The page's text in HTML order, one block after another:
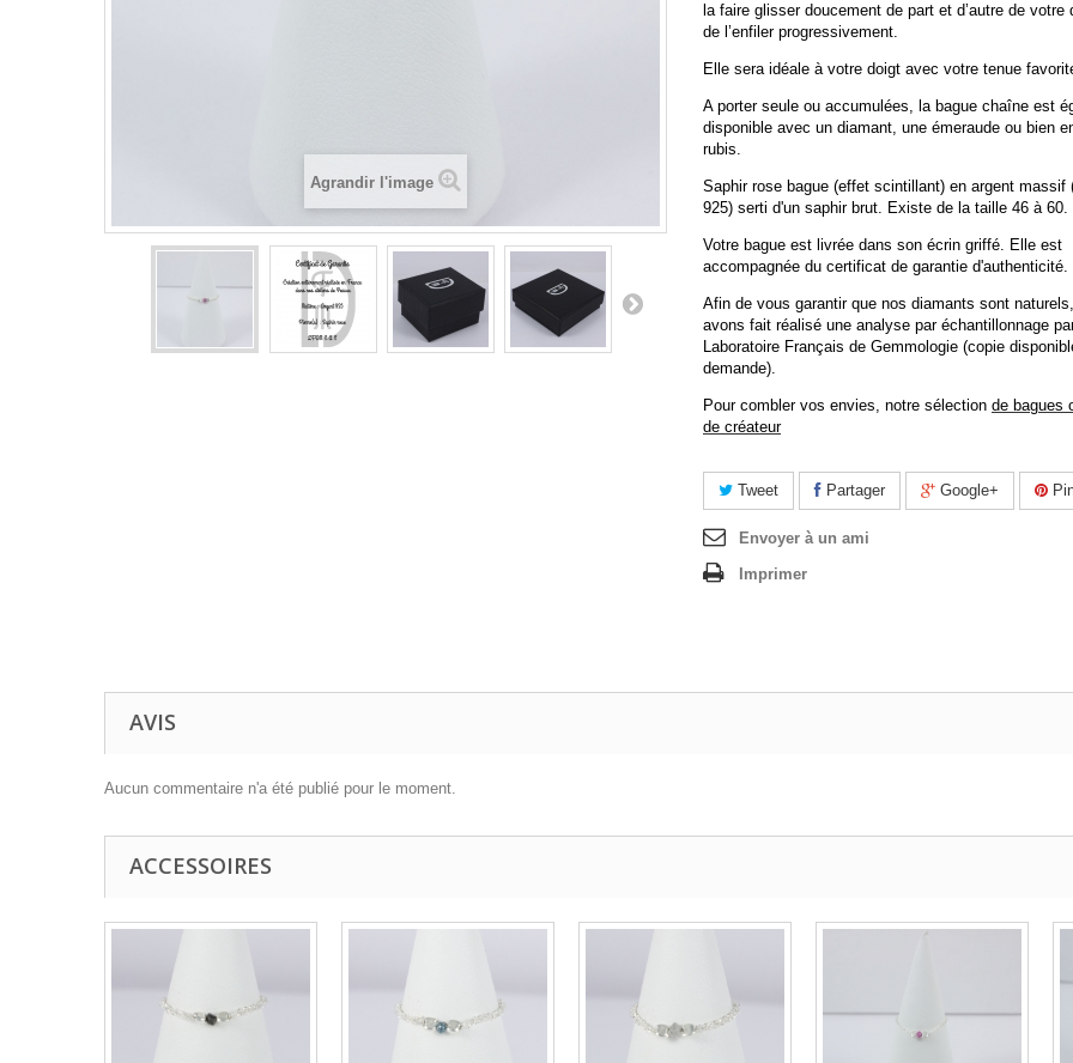
Agrandir l'image
la faire glisser doucement de part et d’autre de votre
de l’enfiler progressivement.
Elle sera idéale à votre doigt avec votre tenue
A porter seule ou accumulées, la bague chaîne est
disponible avec un diamant, une émeraude ou bien
rubis.
Saphir rose bague (effet scintillant) en argent massif
925) serti d'un saphir brut. Existe de la taille 46 à 60.
Votre bague est livrée dans son écrin griffé. Elle est
accompagnée du certificat de garantie d'authenticité.
Afin de vous garantir que nos diamants sont
avons fait réalisé une analyse par échantillonnage
Laboratoire Français de Gemmologie (copie
demande).
Pour combler vos envies, notre sélection de bagues
de créateur
Tweet Partager Google+
Envoyer à un ami
Imprimer
AVIS
Aucun commentaire n'a été publié pour le moment.
ACCESSOIRES